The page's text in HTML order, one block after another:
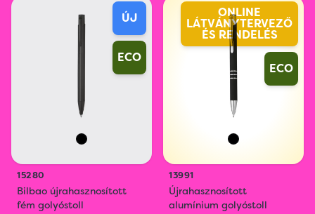
ÚJ
ECO
15280
Bilbao újrahasznosított
fém golyóstoll
ONLINE
LÁTVÁNYTERVEZŐ
ÉS RENDELÉS
ECO
13991
Újrahasznosított
alumínium golyóstoll